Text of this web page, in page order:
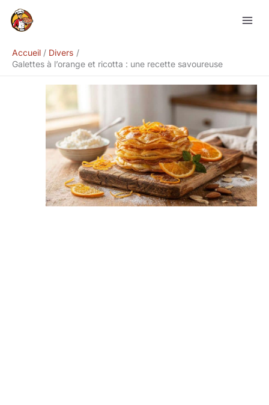
Accueil
Divers
Galettes à l’orange et ricotta : une recette savoureuse
Rechercher